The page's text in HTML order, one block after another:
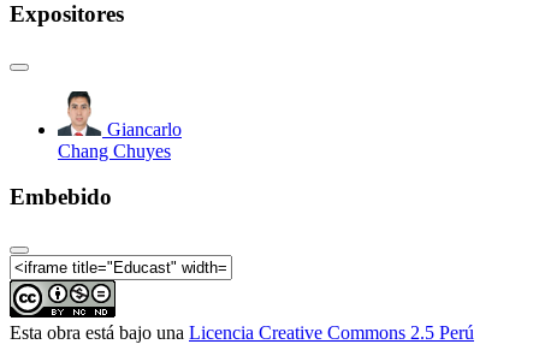
Expositores
Giancarlo
Chang Chuyes
Embebido
Esta obra está bajo una Licencia Creative Commons 2.5 Perú